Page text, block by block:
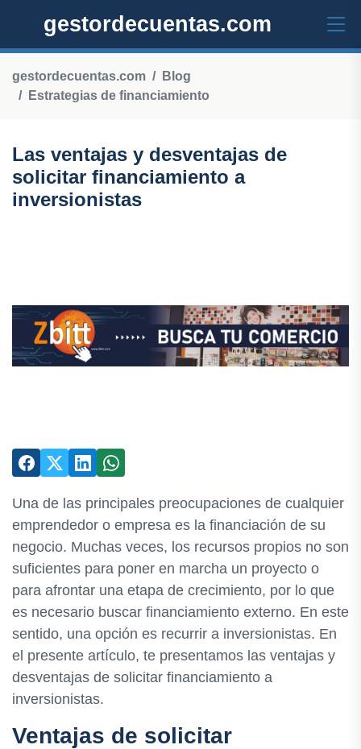
gestordecuentas.com
gestordecuentas.com
Blog
Estrategias de financiamiento
Las ventajas y desventajas de
solicitar financiamiento a
inversionistas
Una de las principales preocupaciones de cualquier
emprendedor o empresa es la financiación de su
negocio. Muchas veces, los recursos propios no son
suficientes para poner en marcha un proyecto o
para afrontar una etapa de crecimiento, por lo que
es necesario buscar financiamiento externo. En este
sentido, una opción es recurrir a inversionistas. En
el presente artículo, te presentamos las ventajas y
desventajas de solicitar financiamiento a
inversionistas.
Ventajas de solicitar